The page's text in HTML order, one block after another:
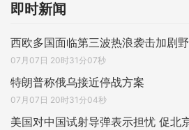
即时新闻
西欧多国面临第三波热浪袭击加剧
07月07日 20时31分07秒
特朗普称俄乌接近停战方案
07月07日 20时31分04秒
美国对中国试射导弹表示担忧 促北